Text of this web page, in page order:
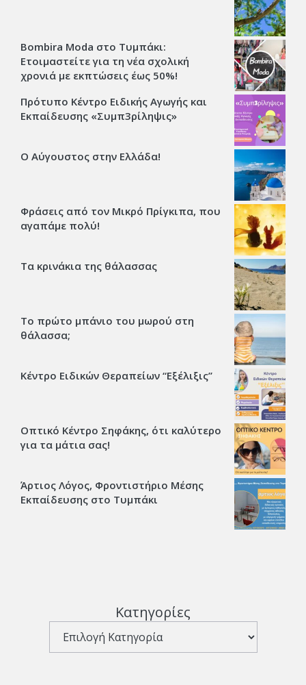
Bombira Moda στο Τυμπάκι:
Ετοιμαστείτε για τη νέα σχολική
χρονιά με εκπτώσεις έως 50%!
Πρότυπο Κέντρο Ειδικής Αγωγής και
Εκπαίδευσης «Συμπ3ρίληψις»
Ο Αύγουστος στην Ελλάδα!
Φράσεις από τον Μικρό Πρίγκιπα, που
αγαπάμε πολύ!
Τα κρινάκια της θάλασσας
Το πρώτο μπάνιο του μωρού στη
θάλασσα;
Κέντρο Ειδικών Θεραπείων “Εξέλιξις’’
Οπτικό Κέντρο Σηφάκης, ότι καλύτερο
για τα μάτια σας!
Άρτιος Λόγος, Φροντιστήριο Μέσης
Εκπαίδευσης στο Τυμπάκι
Κατηγορίες